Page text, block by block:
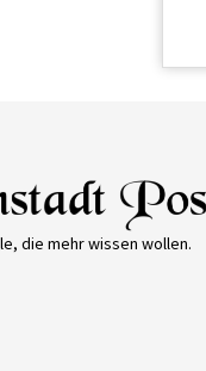
die mehr wissen wollen.